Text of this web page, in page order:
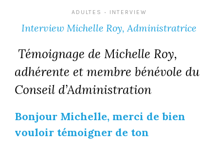
ADULTES • INTERVIEW
Interview Michelle Roy, Administratrice
Témoignage de Michelle Roy,
adhérente et membre bénévole du
Conseil d’Administration
Bonjour Michelle, merci de bien
vouloir témoigner de ton